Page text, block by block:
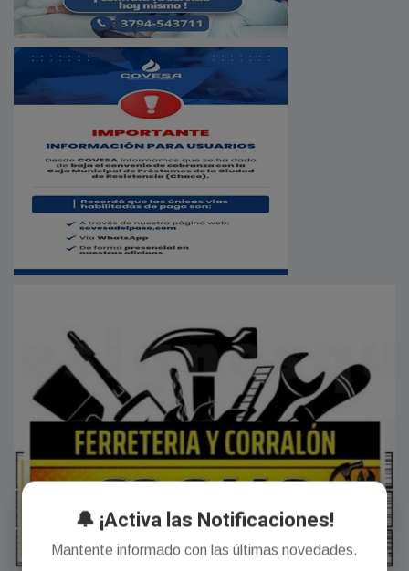
🔔 ¡Activa las Notificaciones!
Mantente informado con las últimas novedades.